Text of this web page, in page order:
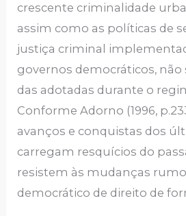
crescente criminalidade
assim como as políticas de
justiça criminal
governos democráticos,
das adotadas durante o
Conforme Adorno (1996,
avanços e conquistas dos
carregam resquícios do
resistem às mudanças
democrático de direito de